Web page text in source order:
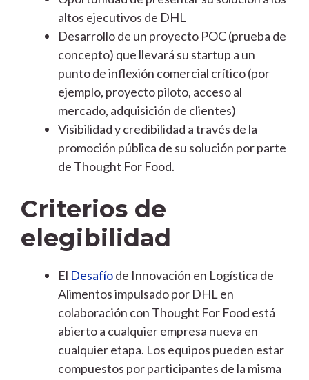
altos ejecutivos de DHL
Desarrollo de un proyecto POC (prueba de
concepto) que llevará su startup a un
punto de inflexión comercial crítico (por
ejemplo, proyecto piloto, acceso al
mercado, adquisición de clientes)
Visibilidad y credibilidad a través de la
promoción pública de su solución por parte
de Thought For Food.
Criterios de
elegibilidad
El Desafíode Innovación en Logística de
Alimentos impulsado por DHL en
colaboración con Thought For Food está
abierto a cualquier empresa nueva en
cualquier etapa. Los equipos pueden estar
compuestos por participantes de la misma